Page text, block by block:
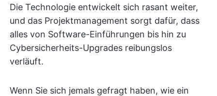
Die Technologie entwickelt sich rasant weiter,
und das Projektmanagement sorgt dafür, dass
alles von Software-Einführungen bis hin zu
Cybersicherheits-Upgrades reibungslos
verläuft.
Wenn Sie sich jemals gefragt haben, wie ein